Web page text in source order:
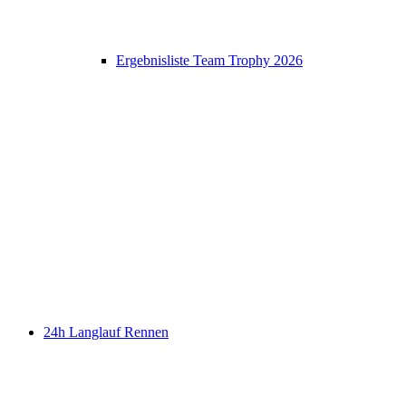
Ergebnisliste Team Trophy 2026
24h Langlauf Rennen